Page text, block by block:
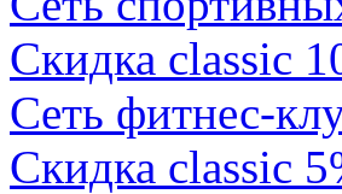
Скидка classic
Сеть фитнес-
Скидка classic